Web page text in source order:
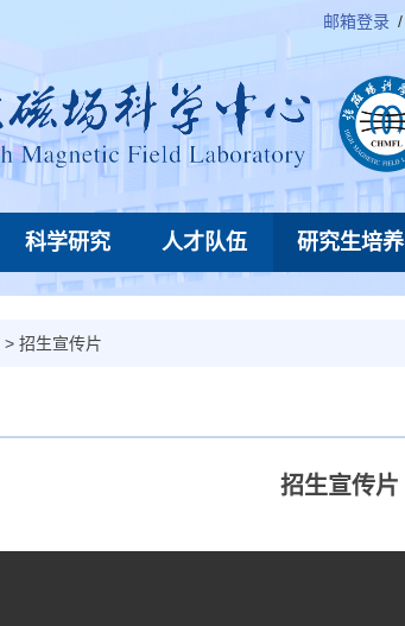
邮箱登录 /
科学研究 人才队伍 研究生培养
> 招生宣传片
招生宣传片